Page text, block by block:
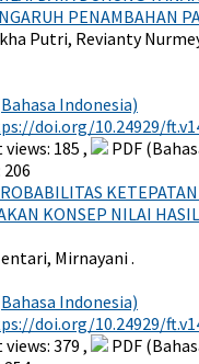
PENAMBAHAN
Putri, Revianty
Indonesia)
doi.org/10.24929/
185 ,
PDF
KONSEP NILAI
Mirnayani .
Indonesia)
doi.org/10.24929/
379 ,
PDF